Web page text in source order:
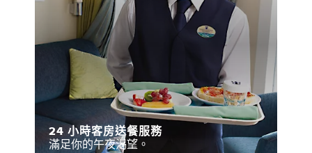
24 小時客房送餐服務
滿足你的午夜渴望。